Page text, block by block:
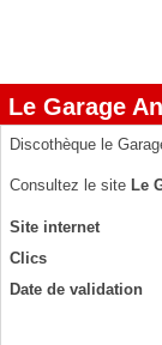
Le Garage
Discothèque le
Consultez le site Le
Site internet
Clics
Date de validation